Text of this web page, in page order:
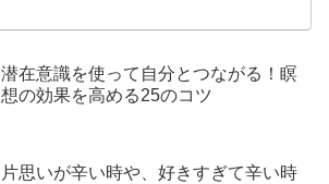
潜在意識を使って自分とつながる！瞑
想の効果を高める25のコツ
片思いが辛い時や、好きすぎて辛い時